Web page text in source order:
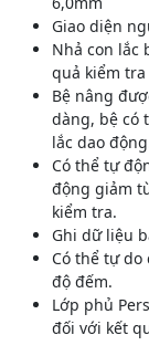
Giao diện
Nhả con lắc
quả kiểm
Bệ nâng
dàng, bệ có
lắc dao
Có thể tự
động giảm
kiểm tra.
Ghi dữ liệu
Có thể tự
độ đếm.
Lớp phủ
đối với kết